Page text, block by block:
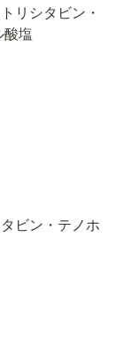
リシタビン・
塩
ビン・テノホ